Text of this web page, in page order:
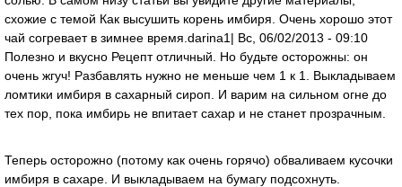
схожие с темой Как высушить корень имбиря. Очень хорошо этот
чай согревает в зимнее время.darina1| Вс, 06/02/2013 - 09:10
Полезно и вкусно Рецепт отличный. Но будьте осторожны: он
очень жгуч! Разбавлять нужно не меньше чем 1 к 1. Выкладываем
ломтики имбиря в сахарный сироп. И варим на сильном огне до
тех пор, пока имбирь не впитает сахар и не станет прозрачным.
Теперь осторожно (потому как очень горячо) обваливаем кусочки
имбиря в сахаре. И выкладываем на бумагу подсохнуть.